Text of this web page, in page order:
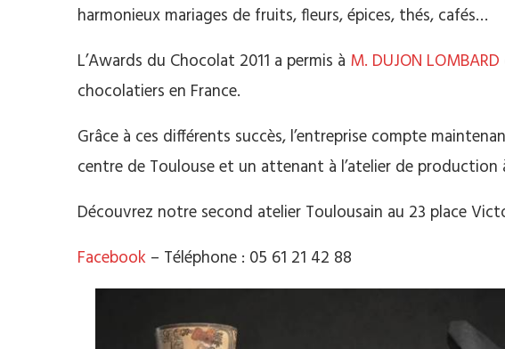
harmonieux mariages de fruits, fleurs, épices, thés, cafés…
L’Awards du Chocolat 2011 a permis à M. DUJON LOMBARD
chocolatiers en France.
Grâce à ces différents succès, l’entreprise compte
centre de Toulouse et un attenant à l’atelier de production
Découvrez notre second atelier Toulousain au 23 place
Facebook – Téléphone : 05 61 21 42 88